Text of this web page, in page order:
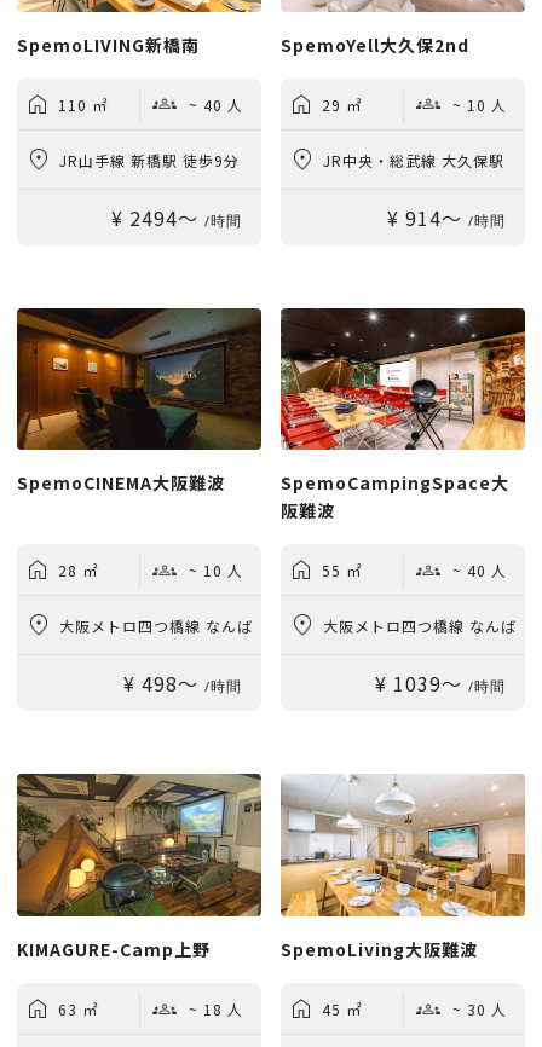
SpemoLIVING新橋南
110 ㎡ ~ 40 人
JR山手線 新橋駅 徒歩9分
¥ 2494〜 /時間
SpemoYell大久保2nd
29 ㎡ ~ 10 人
JR中央・総武線 大久保駅
¥ 914〜 /時間
SpemoCINEMA大阪難波
28 ㎡ ~ 10 人
大阪メトロ四つ橋線 なんば
駅 徒歩1分¥ 498〜 /時間
SpemoCampingSpace大
阪難波
55 ㎡ ~ 40 人
大阪メトロ四つ橋線 なんば
駅 徒歩1分¥ 1039〜 /時間
KIMAGURE-Camp上野
63 ㎡ ~ 18 人
SpemoLiving大阪難波
45 ㎡ ~ 30 人